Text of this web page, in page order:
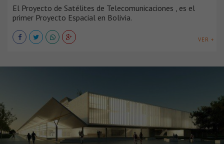
El Proyecto de Satélites de Telecomunicaciones , es el
primer Proyecto Espacial en Bolivia.
VER +